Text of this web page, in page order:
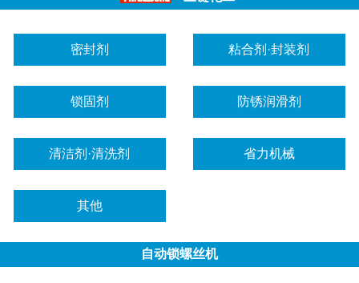
密封剂 粘合剂·封装剂
锁固剂 防锈润滑剂
清洁剂·清洗剂 省力机械
其他
自动锁螺丝机